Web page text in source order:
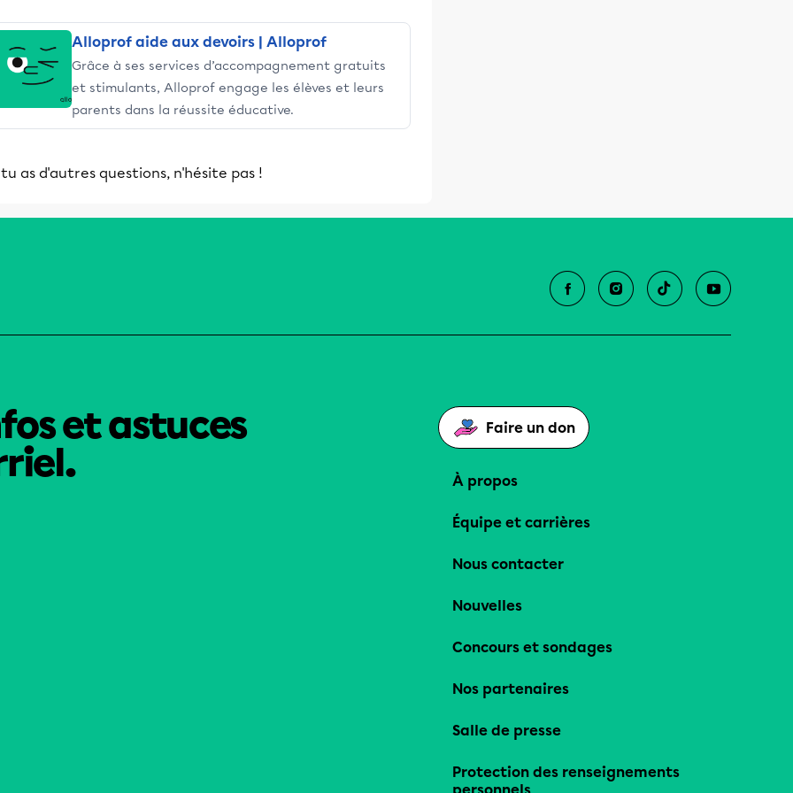
Alloprof aide aux devoirs | Alloprof
Grâce à ses services d’accompagnement gratuits
et stimulants, Alloprof engage les élèves et leurs
parents dans la réussite éducative.
tu as d'autres questions, n'hésite pas !
et astuces
Faire un don
À propos
Équipe et carrières
Nous contacter
Nouvelles
Concours et sondages
Nos partenaires
Salle de presse
Protection des renseignements